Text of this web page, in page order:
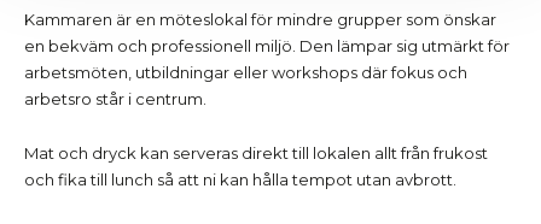
Kammaren är en möteslokal för mindre grupper som önskar
en bekväm och professionell miljö. Den lämpar sig utmärkt för
arbetsmöten, utbildningar eller workshops där fokus och
arbetsro står i centrum.
Mat och dryck kan serveras direkt till lokalen allt från frukost
och fika till lunch så att ni kan hålla tempot utan avbrott.